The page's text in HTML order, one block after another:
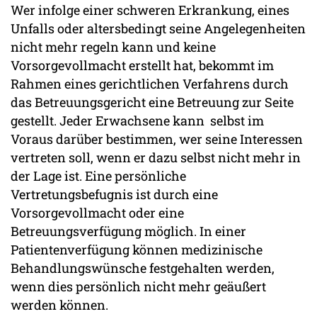
Wer infolge einer schweren Erkrankung, eines
Unfalls oder altersbedingt seine Angelegenheiten
nicht mehr regeln kann und keine
Vorsorgevollmacht erstellt hat, bekommt im
Rahmen eines gerichtlichen Verfahrens durch
das Betreuungsgericht eine Betreuung zur Seite
gestellt. Jeder Erwachsene kann selbst im
Voraus darüber bestimmen, wer seine Interessen
vertreten soll, wenn er dazu selbst nicht mehr in
der Lage ist. Eine persönliche
Vertretungsbefugnis ist durch eine
Vorsorgevollmacht oder eine
Betreuungsverfügung möglich. In einer
Patientenverfügung können medizinische
Behandlungswünsche festgehalten werden,
wenn dies persönlich nicht mehr geäußert
werden können.